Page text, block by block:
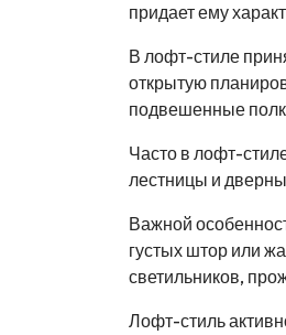
придает ему
В лофт-стиле
открытую
подвешенные
Часто в лофт-
лестницы и
Важной
густых штор или
светильников,
Лофт-стиль